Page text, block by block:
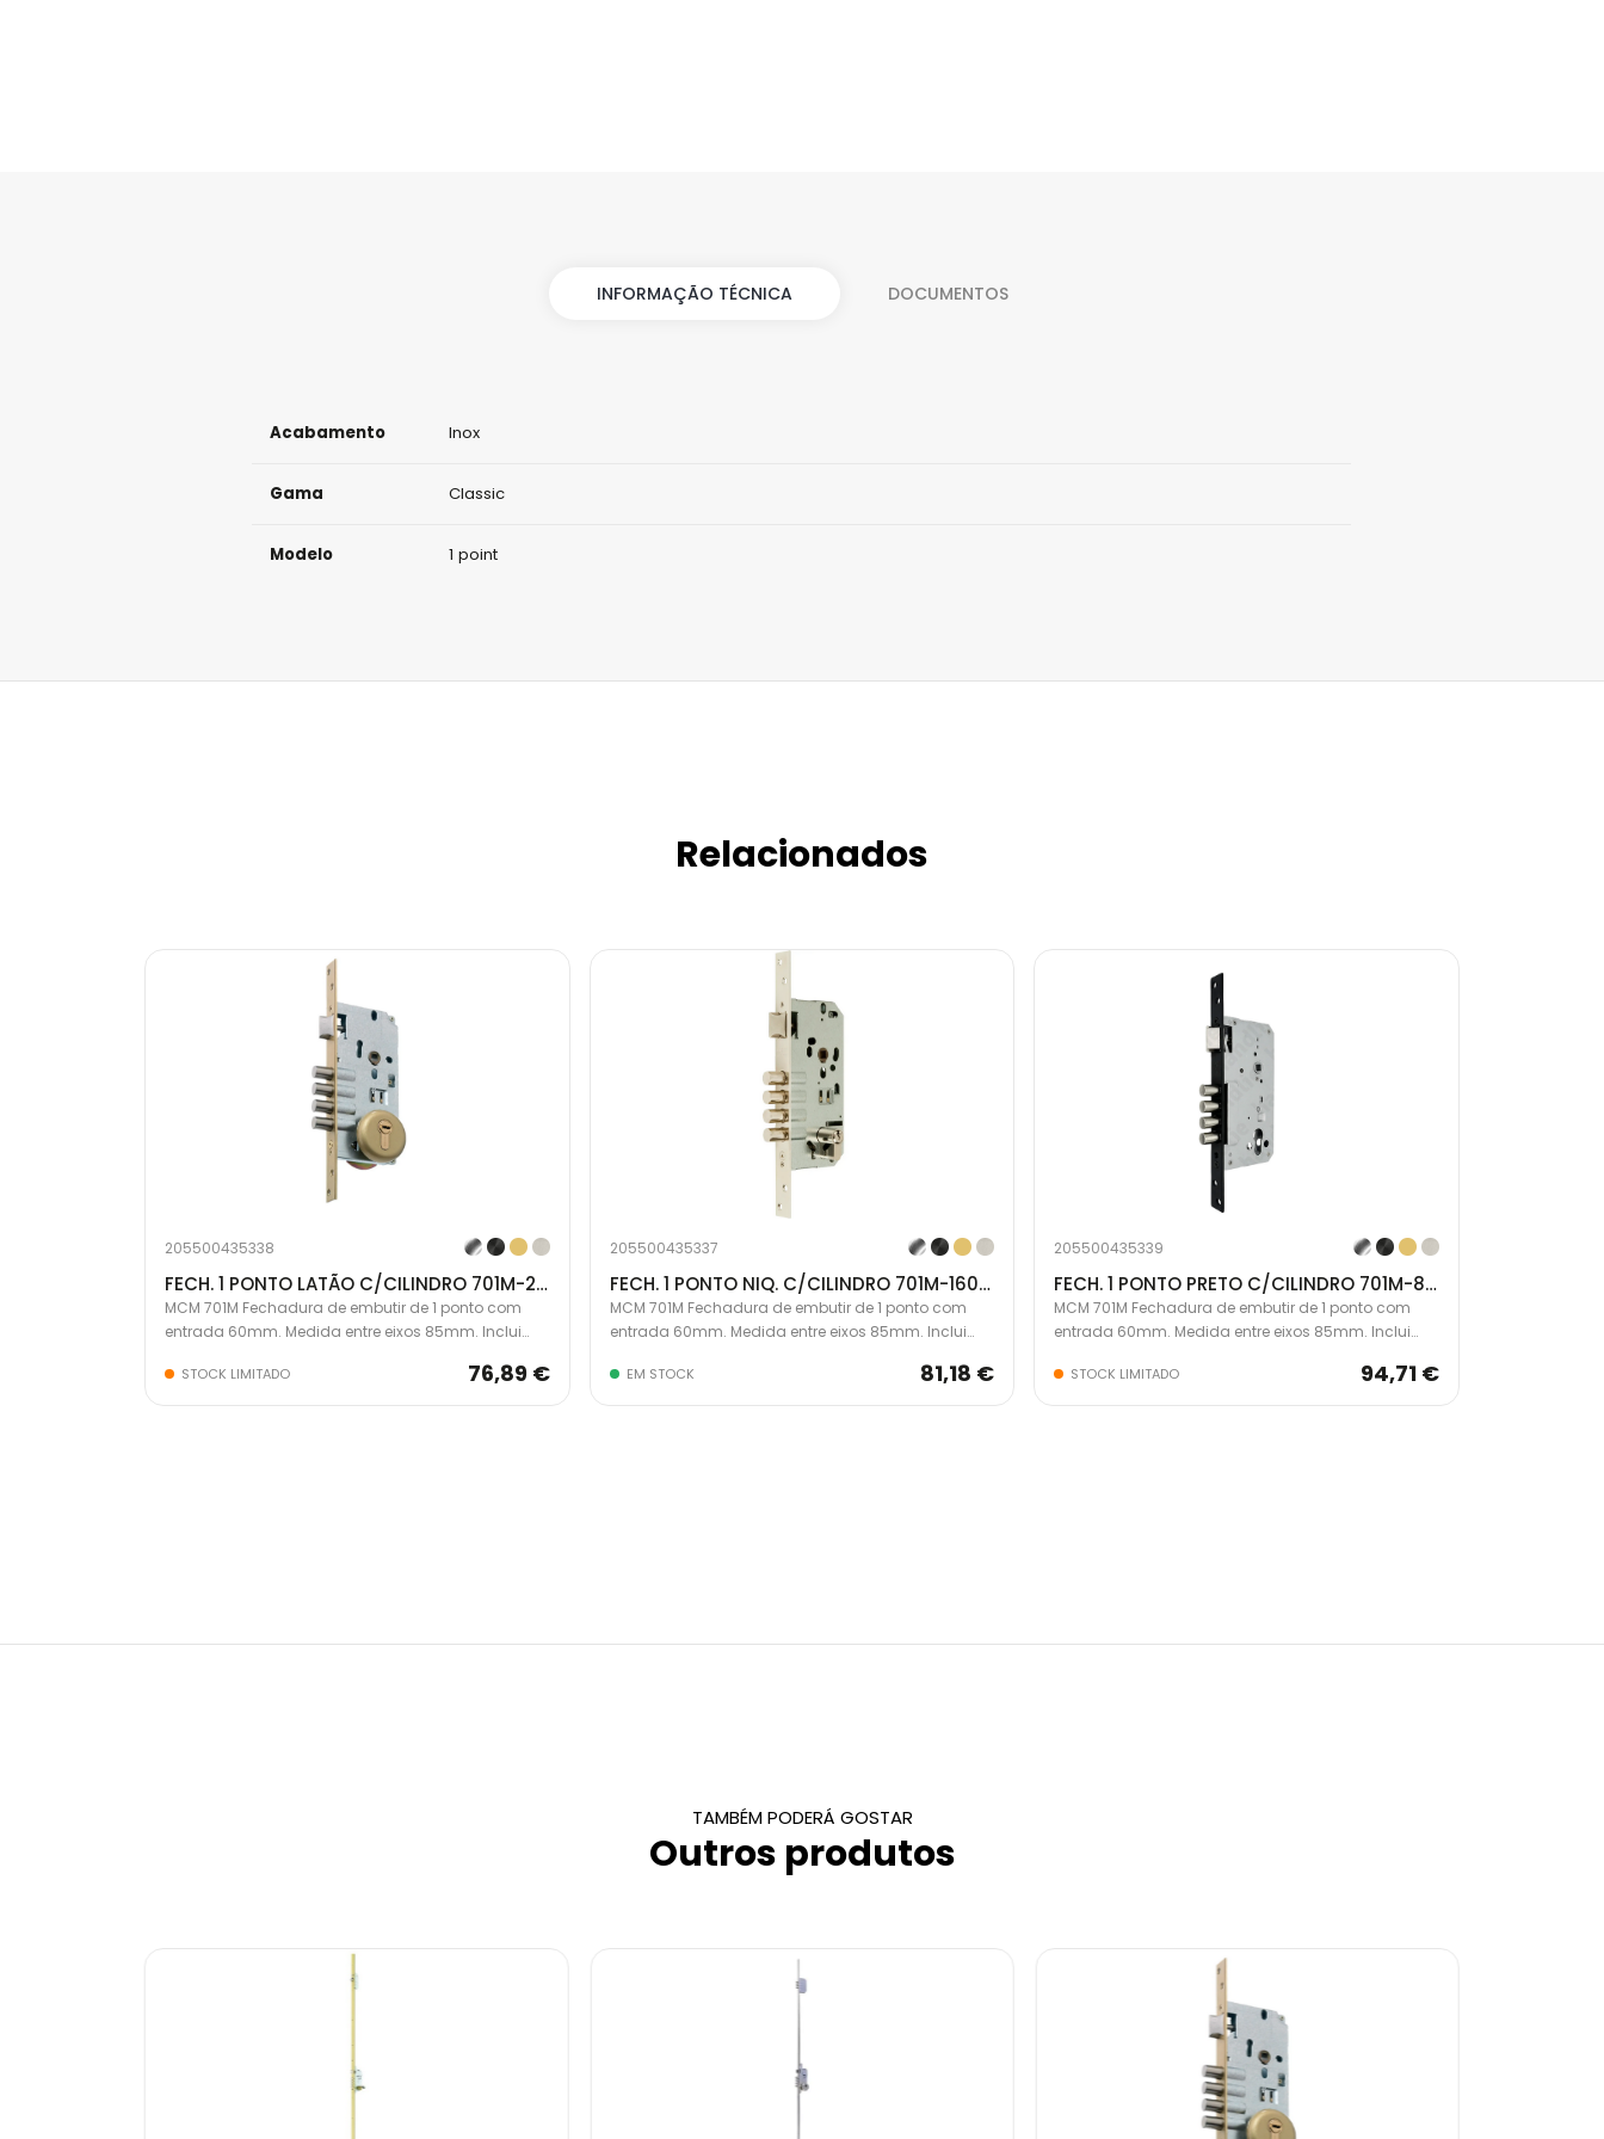
INFORMAÇÃO TÉCNICA DOCUMENTOS
Acabamento Inox
Gama Classic
Modelo 1 point
Relacionados
205500435338
FECH. 1 PONTO LATÃO C/CILINDRO 701M-2608A341
MCM 701M Fechadura de embutir de 1 ponto com
entrada 60mm. Medida entre eixos 85mm. Inclui
STOCK LIMITADO 76,89 €
205500435337
FECH. 1 PONTO NIQ. C/CILINDRO 701M-1608A341
MCM 701M Fechadura de embutir de 1 ponto com
entrada 60mm. Medida entre eixos 85mm. Inclui
EM STOCK 81,18 €
205500435339
FECH. 1 PONTO PRETO C/CILINDRO 701M-8608AH51
MCM 701M Fechadura de embutir de 1 ponto com
entrada 60mm. Medida entre eixos 85mm. Inclui
STOCK LIMITADO 94,71 €
TAMBÉM PODERÁ GOSTAR
Outros produtos